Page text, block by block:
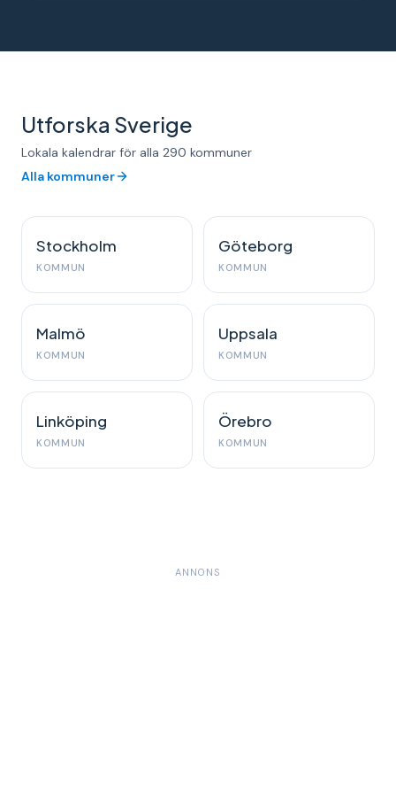
Utforska Sverige
Lokala kalendrar för alla 290 kommuner
Alla kommuner
Stockholm
KOMMUN
Göteborg
KOMMUN
Malmö
KOMMUN
Uppsala
KOMMUN
Linköping
KOMMUN
Örebro
KOMMUN
ANNONS